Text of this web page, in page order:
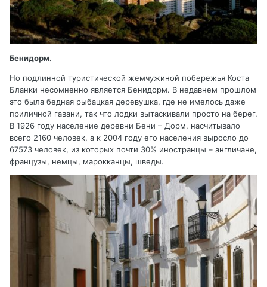
Бенидорм.
Но подлинной туристической жемчужиной побережья Коста
Бланки несомненно является Бенидорм. В недавнем прошлом
это была бедная рыбацкая деревушка, где не имелось даже
приличной гавани, так что лодки вытаскивали просто на берег.
В 1926 году население деревни Бени – Дорм, насчитывало
всего 2160 человек, а к 2004 году его населения выросло до
67573 человек, из которых почти 30% иностранцы – англичане,
французы, немцы, марокканцы, шведы.